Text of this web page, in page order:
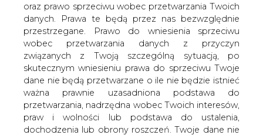
oraz prawo sprzeciwu wobec przetwarzania Twoich
danych. Prawa te będą przez nas bezwzględnie
przestrzegane. Prawo do wniesienia sprzeciwu
wobec przetwarzania danych z przyczyn
związanych z Twoją szczególną sytuacją, po
skutecznym wniesieniu prawa do sprzeciwu Twoje
dane nie będą przetwarzane o ile nie będzie istnieć
ważna prawnie uzasadniona podstawa do
przetwarzania, nadrzędna wobec Twoich interesów,
praw i wolności lub podstawa do ustalenia,
dochodzenia lub obrony roszczeń. Twoje dane nie
Dążenie do spełnienia ambitnych
planów coraz większego wykorzystania
energii promienistej Słońca napędza
nieustanny postęp technologiczny w
tym segmencie elektroenergetyki.